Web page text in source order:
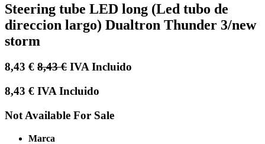
Steering tube LED long (Led tubo de
direccion largo) Dualtron Thunder 3/new
storm
8,43 € 8,43€ IVA Incluido
8,43 € IVA Incluido
Not Available For Sale
Marca